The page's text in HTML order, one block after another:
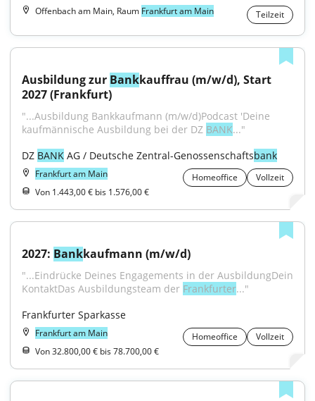
Offenbach am Main, Raum Frankfurt am Main Teilzeit
Ausbildung zur Bankkauffrau (m/w/d), Start
2027 (Frankfurt)
"...Ausbildung Bankkaufmann (m/w/d)Podcast 'Deine
kaufmännische Ausbildung bei der DZ BANK..."
DZ BANK AG / Deutsche Zentral-Genossenschaftsbank
Frankfurt am Main Homeoffice
Vollzeit
Von 1.443,00 € bis 1.576,00 €
2027: Bankkaufmann (m/w/d)
"...Eindrücke Deines Engagements in der AusbildungDein
KontaktDas Ausbildungsteam der Frankfurter..."
Frankfurter Sparkasse
Frankfurt am Main Homeoffice
Vollzeit
Von 32.800,00 € bis 78.700,00 €